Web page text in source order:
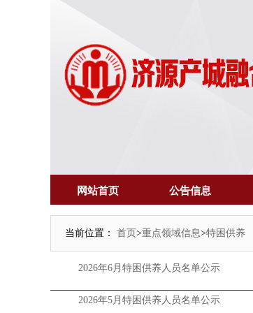
网站首页 公告信息
当前位置： 首页 >重点领域信息>特困供养
2026年6月特困供养人员名单公示
2026年5月特困供养人员名单公示